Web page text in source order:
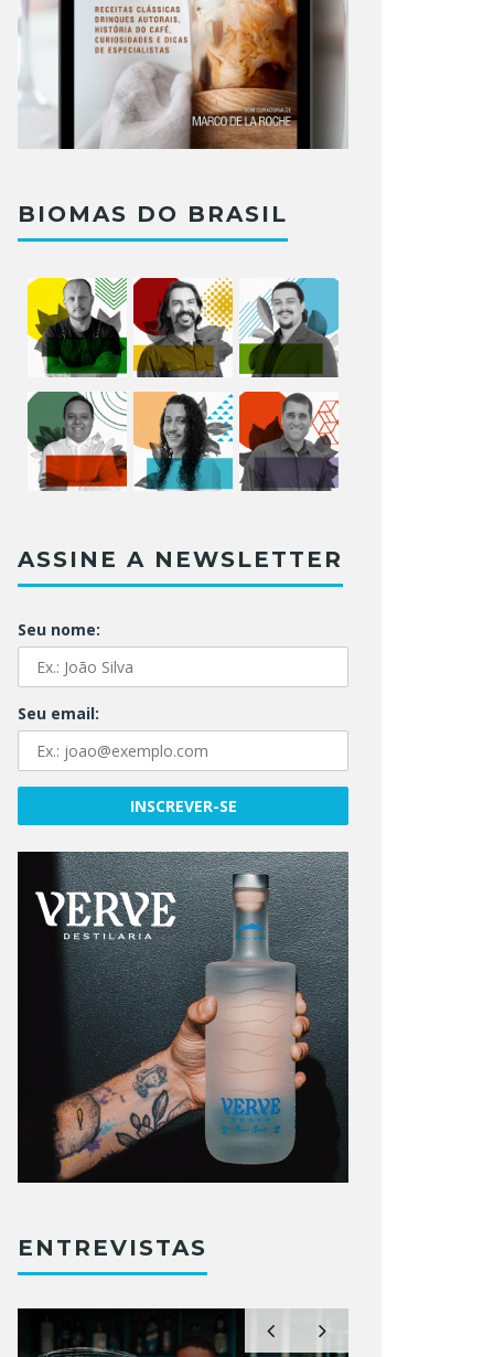
BIOMAS DO BRASIL
ASSINE A NEWSLETTER
Seu nome:
Seu email:
ENTREVISTAS